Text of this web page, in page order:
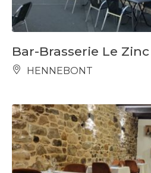
Bar-Brasserie Le Zinc
HENNEBONT